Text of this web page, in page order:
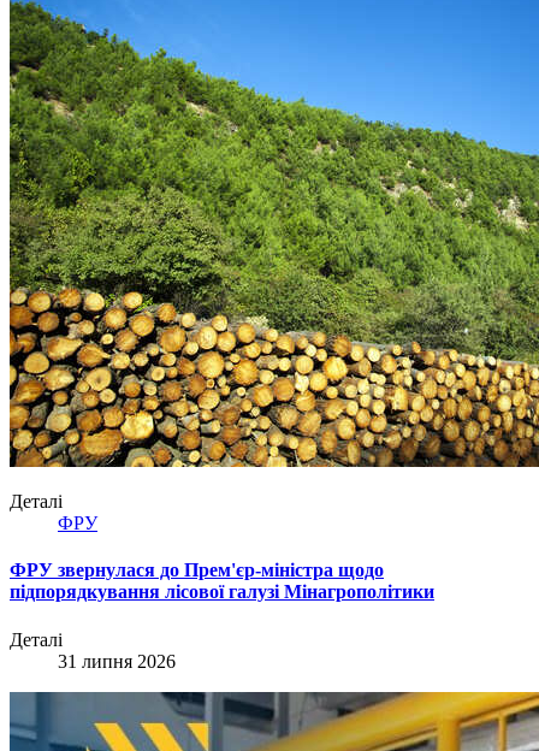
Деталі
ФРУ
ФРУ звернулася до Прем'єр-міністра щодо
підпорядкування лісової галузі Мінагрополітики
Деталі
31 липня 2026